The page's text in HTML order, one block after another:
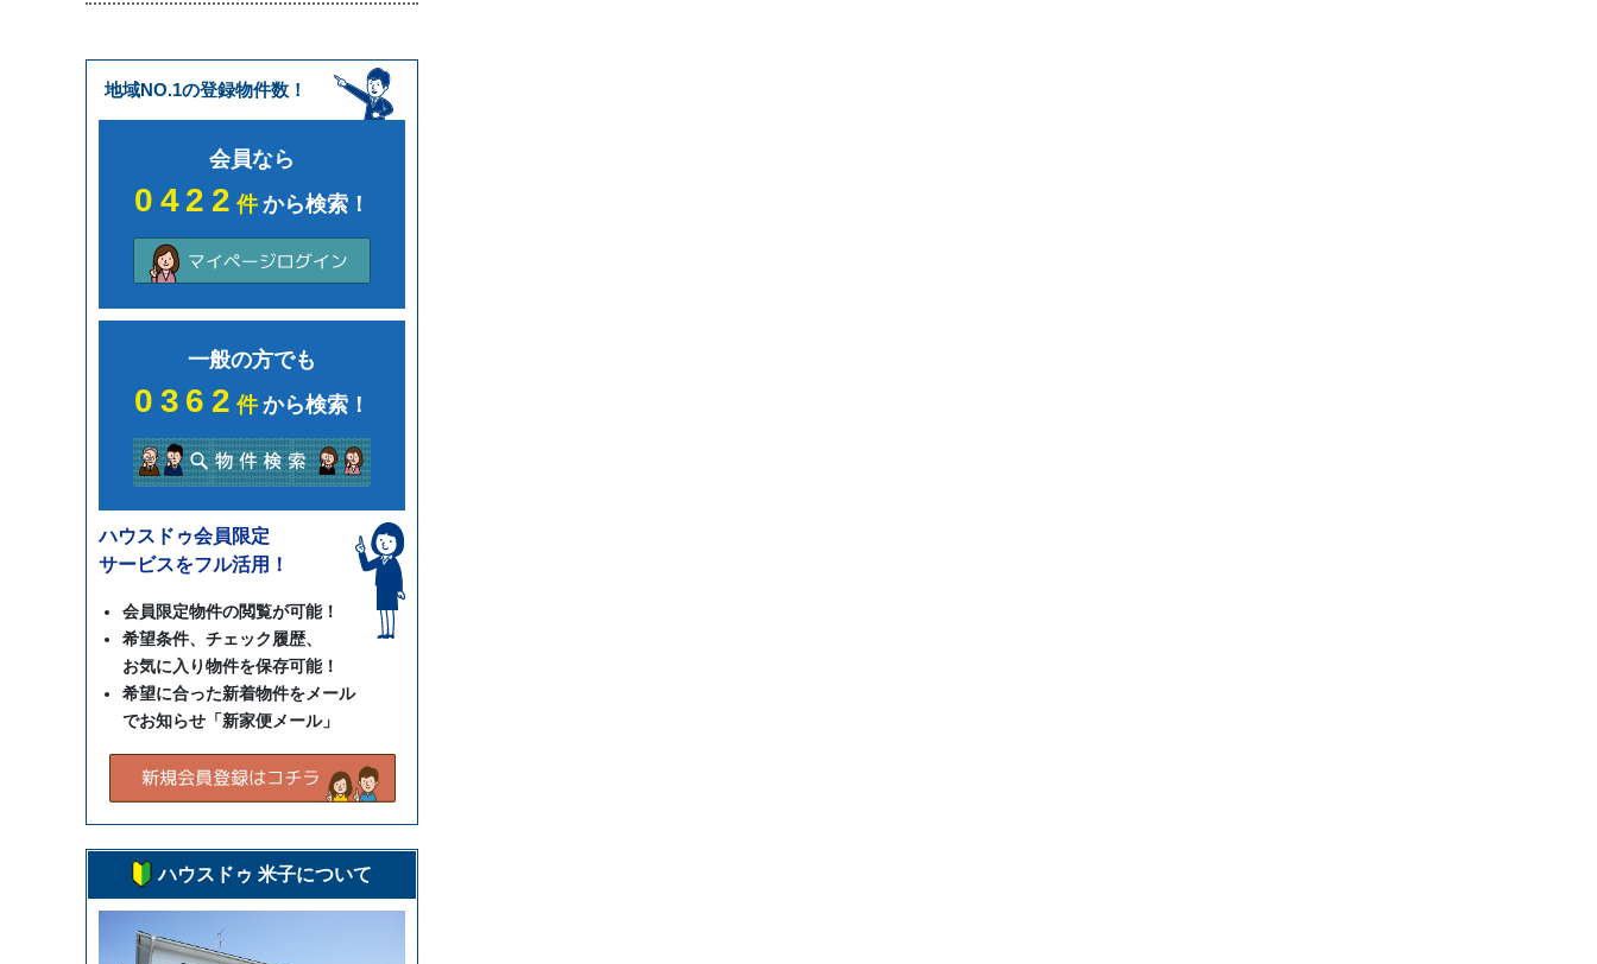
地域NO.1の登録物件数！
会員なら
0422件から検索！
一般の方でも
0362件から検索！
ハウスドゥ会員限定
サービスをフル活用！
会員限定物件の閲覧が可能！
希望条件、チェック履歴、
お気に入り物件を保存可能！
希望に合った新着物件をメール
でお知らせ「新家便メール」
ハウスドゥ 米子について